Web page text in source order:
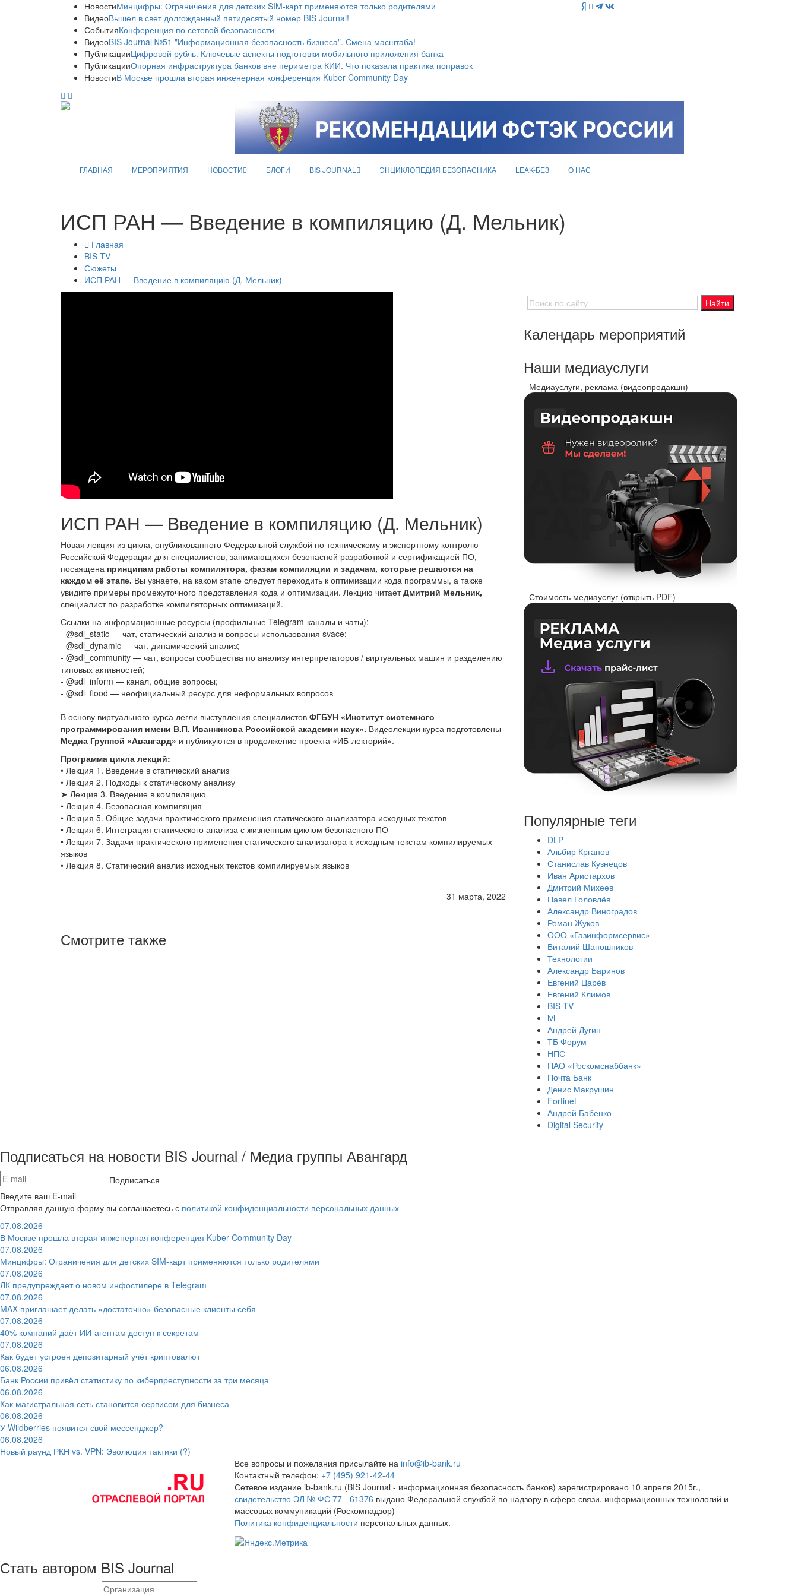
НовостиМинцифры: Ограничения для детских SIM-карт применяются только родителями
ВидеоВышел в свет долгожданный пятидесятый номер BIS Journal!
СобытияКонференция по сетевой безопасности
ВидеоBIS Journal №51 "Информационная безопасность бизнеса". Смена масштаба!
ПубликацииЦифровой рубль. Ключевые аспекты подготовки мобильного приложения банка
ПубликацииОпорная инфраструктура банков вне периметра КИИ. Что показала практика поправок
НовостиВ Москве прошла вторая инженерная конференция Kuber Community Day
ГЛАВНАЯ МЕРОПРИЯТИЯ НОВОСТИ БЛОГИ BIS JOURNAL ЭНЦИКЛОПЕДИЯ БЕЗОПАСНИКА LEAK-БЕЗ О НАС
ИСП РАН — Введение в компиляцию (Д. Мельник)
Главная
BIS TV
Сюжеты
ИСП РАН — Введение в компиляцию (Д. Мельник)
ИСП РАН — Введение в компиляцию (Д. Мельник)
Новая лекция из цикла, опубликованного Федеральной службой по техническому и экспортному контролю
Российской Федерации для специалистов, занимающихся безопасной разработкой и сертификацией ПО,
посвящена принципам работы компилятора, фазам компиляции и задачам, которые решаются на
каждом её этапе. Вы узнаете, на каком этапе следует переходить к оптимизации кода программы, а также
увидите примеры промежуточного представления кода и оптимизации. Лекцию читаетДмитрий Мельник,
специалист по разработке компиляторных оптимизаций.
Ссылки на информационные ресурсы (профильные Telegram-каналы и чаты):
- @sdl_static — чат, статический анализ и вопросы использования svace;
- @sdl_dynamic — чат, динамический анализ;
- @sdl_community — чат, вопросы сообщества по анализу интерпретаторов / виртуальных машин и разделению
типовых активностей;
- @sdl_inform — канал, общие вопросы;
- @sdl_flood — неофициальный ресурс для неформальных вопросов
В основу виртуального курса легли выступления специалистов ФГБУН «Институт системного
программирования имени В.П. Иванникова Российской академии наук». Видеолекции курса подготовлены
Медиа Группой «Авангард» и публикуются в продолжение проекта «ИБ-лекторий».
Программа цикла лекций:
• Лекция 1. Введение в статический анализ
• Лекция 2. Подходы к статическому анализу
➤ Лекция 3. Введение в компиляцию
• Лекция 4. Безопасная компиляция
• Лекция 5. Общие задачи практического применения статического анализатора исходных текстов
• Лекция 6. Интеграция статического анализа с жизненным циклом безопасного ПО
• Лекция 7. Задачи практического применения статического анализатора к исходным текстам компилируемых
языков
• Лекция 8. Статический анализ исходных текстов компилируемых языков
31 марта, 2022
Смотрите также
Календарь мероприятий
Наши медиауслуги
- Медиауслуги, реклама (видеопродакшн) -
- Стоимость медиауслуг (открыть PDF) -
Популярные теги
DLP
Альбир Крганов
Станислав Кузнецов
Иван Аристархов
Дмитрий Михеев
Павел Головлёв
Александр Виноградов
Роман Жуков
ООО «Газинформсервис»
Виталий Шапошников
Технологии
Александр Баринов
Евгений Царёв
Евгений Климов
BIS TV
ivi
Андрей Дугин
ТБ Форум
НПС
ПАО «Роскомснаббанк»
Почта Банк
Денис Макрушин
Fortinet
Андрей Бабенко
Digital Security
Подписаться на новости BIS Journal / Медиа группы Авангард
Подписаться
Введите ваш E-mail
Отправляя данную форму вы соглашаетесь с политикой конфиденциальности персональных данных
07.08.2026
В Москве прошла вторая инженерная конференция Kuber Community Day
07.08.2026
Минцифры: Ограничения для детских SIM-карт применяются только родителями
07.08.2026
ЛК предупреждает о новом инфостилере в Telegram
07.08.2026
MAX приглашает делать «достаточно» безопасные клиенты себя
07.08.2026
40% компаний даёт ИИ‑агентам доступ к секретам
07.08.2026
Как будет устроен депозитарный учёт криптовалют
06.08.2026
Банк России привёл статистику по киберпреступности за три месяца
06.08.2026
Как магистральная сеть становится сервисом для бизнеса
06.08.2026
У Wildberries появится свой мессенджер?
06.08.2026
Новый раунд РКН vs. VPN: Эволюция тактики (?)
Все вопросы и пожелания присылайте на info@ib-bank.ru
Контактный телефон: +7 (495) 921-42-44
Сетевое издание ib-bank.ru (BIS Journal - информационная безопасность банков) зарегистрировано 10 апреля 2015г.,
свидетельство ЭЛ № ФС 77 - 61376 выдано Федеральной службой по надзору в сфере связи, информационных технологий и
массовых коммуникаций (Роскомнадзор)
Политика конфиденциальности персональных данных.
Стать автором BIS Journal